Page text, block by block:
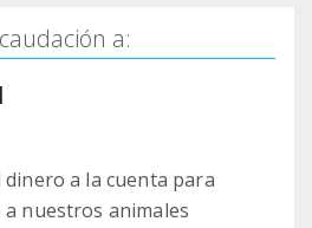
a:
dinero a la cuenta para
nuestros animales